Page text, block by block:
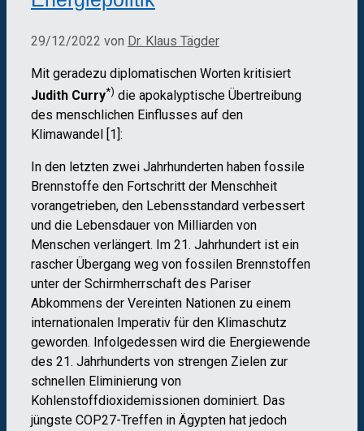
29/12/2022 von Dr. Klaus Tägder
Mit geradezu diplomatischen Worten kritisiert
Judith Curry*) die apokalyptische Übertreibung
des menschlichen Einflusses auf den
Klimawandel [1]:
In den letzten zwei Jahrhunderten haben fossile
Brennstoffe den Fortschritt der Menschheit
vorangetrieben, den Lebensstandard verbessert
und die Lebensdauer von Milliarden von
Menschen verlängert. Im 21. Jahrhundert ist ein
rascher Übergang weg von fossilen Brennstoffen
unter der Schirmherrschaft des Pariser
Abkommens der Vereinten Nationen zu einem
internationalen Imperativ für den Klimaschutz
geworden. Infolgedessen wird die Energiewende
des 21. Jahrhunderts von strengen Zielen zur
schnellen Eliminierung von
Kohlenstoffdioxidemissionen dominiert. Das
jüngste COP27-Treffen in Ägypten hat jedoch